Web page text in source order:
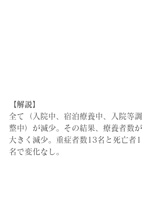
【解説】
全て（入院中、宿泊療養中、入院等調
整中）が減少。その結果、 療養者数が
大きく減少。重症者数13名と死亡者1
名で変化なし。